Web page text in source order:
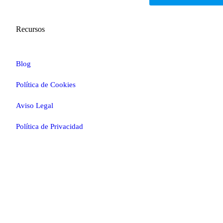
Recursos
Blog
Política de Cookies
Aviso Legal
Política de Privacidad